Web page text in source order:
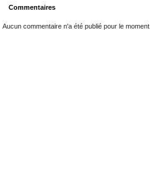
Commentaires
Aucun commentaire n'a été publié pour le moment.